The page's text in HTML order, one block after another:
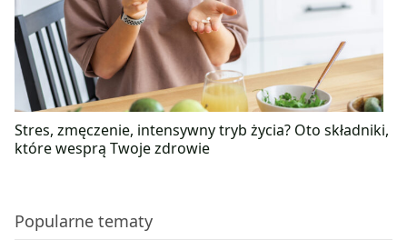
Stres, zmęczenie, intensywny tryb życia? Oto składniki,
które wesprą Twoje zdrowie
Popularne tematy